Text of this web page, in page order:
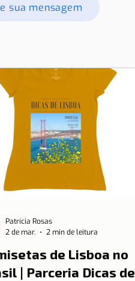
sua mensagem
de Lisboa no
| Parceria Dicas de
Patrícia Rosas
2 de mar.
2 min de leitura